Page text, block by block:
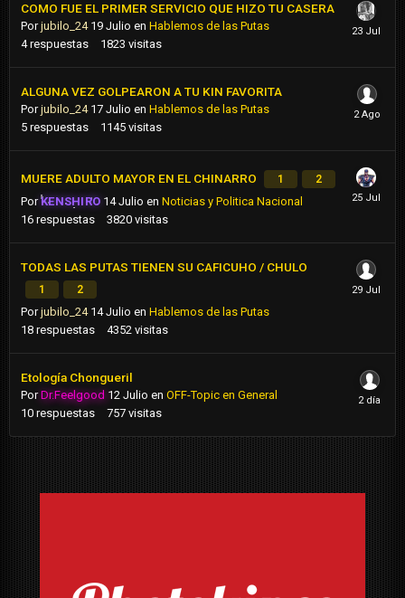
COMO FUE EL PRIMER SERVICIO QUE HIZO TU CASERA
Porjubilo_24 19 Julio en Hablemos de las Putas
4 respuestas 1823 visitas
ALGUNA VEZ GOLPEARON A TU KIN FAVORITA
Porjubilo_24 17 Julio en Hablemos de las Putas
5 respuestas 1145 visitas
MUERE ADULTO MAYOR EN EL CHINARRO 1 2
PorKENSHIRO 14 Julio enNoticias y Politica Nacional
16 respuestas 3820 visitas
TODAS LAS PUTAS TIENEN SU CAFICUHO / CHULO
1 2
Porjubilo_24 14 Julio en Hablemos de las Putas
18 respuestas 4352 visitas
Etología Chongueril
PorDr.Feelgood 12 Julio en OFF-Topic en General
10 respuestas 757 visitas